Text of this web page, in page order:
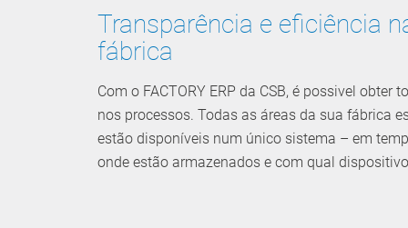
Transparência e eficiência
fábrica
Com o FACTORY ERP da CSB, é possivel obter
nos processos. Todas as áreas da sua fábrica
estão disponíveis num único sistema – em
onde estão armazenados e com qual